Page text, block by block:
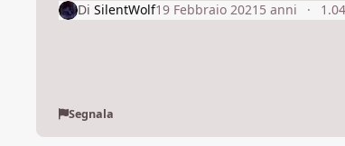
Di SilentWolf19 Febbraio 2021 5 anni
Segnala